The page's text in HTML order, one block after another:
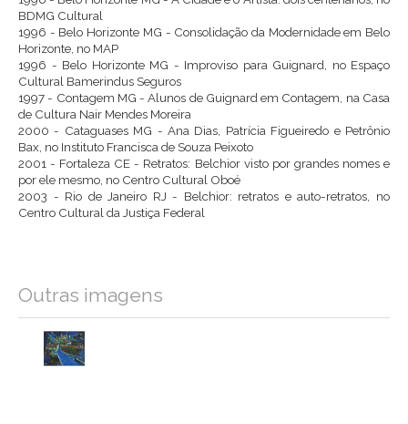
BDMG Cultural
1996 - Belo Horizonte MG - Consolidação da Modernidade em Belo
Horizonte, no MAP
1996 - Belo Horizonte MG - Improviso para Guignard, no Espaço
Cultural Bamerindus Seguros
1997 - Contagem MG - Alunos de Guignard em Contagem, na Casa
de Cultura Nair Mendes Moreira
2000 - Cataguases MG - Ana Dias, Patrícia Figueiredo e Petrônio
Bax, no Instituto Francisca de Souza Peixoto
2001 - Fortaleza CE - Retratos: Belchior visto por grandes nomes e
por ele mesmo, no Centro Cultural Oboé
2003 - Rio de Janeiro RJ - Belchior: retratos e auto-retratos, no
Centro Cultural da Justiça Federal
Outras imagens